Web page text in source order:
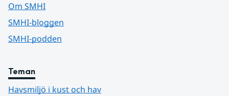
Om SMHI
SMHI-bloggen
SMHI-podden
Teman
Havsmiljö i kust och hav